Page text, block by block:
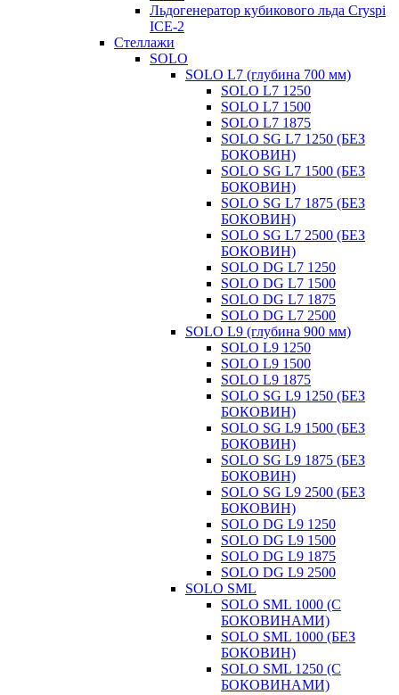
Льдогенератор кубикового льда Cryspi
ICE-2
Стеллажи
SOLO
SOLO L7 (глубина 700 мм)
SOLO L7 1250
SOLO L7 1500
SOLO L7 1875
SOLO SG L7 1250 (БЕЗ
БОКОВИН)
SOLO SG L7 1500 (БЕЗ
БОКОВИН)
SOLO SG L7 1875 (БЕЗ
БОКОВИН)
SOLO SG L7 2500 (БЕЗ
БОКОВИН)
SOLO DG L7 1250
SOLO DG L7 1500
SOLO DG L7 1875
SOLO DG L7 2500
SOLO L9 (глубина 900 мм)
SOLO L9 1250
SOLO L9 1500
SOLO L9 1875
SOLO SG L9 1250 (БЕЗ
БОКОВИН)
SOLO SG L9 1500 (БЕЗ
БОКОВИН)
SOLO SG L9 1875 (БЕЗ
БОКОВИН)
SOLO SG L9 2500 (БЕЗ
БОКОВИН)
SOLO DG L9 1250
SOLO DG L9 1500
SOLO DG L9 1875
SOLO DG L9 2500
SOLO SML
SOLO SML 1000 (С
БОКОВИНАМИ)
SOLO SML 1000 (БЕЗ
БОКОВИН)
SOLO SML 1250 (С
БОКОВИНАМИ)